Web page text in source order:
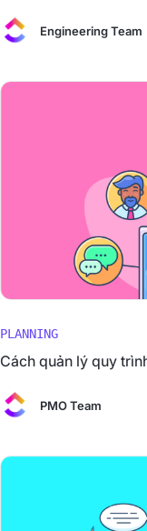
Engineering Team
PLANNING
Cách quản lý quy
PMO Team